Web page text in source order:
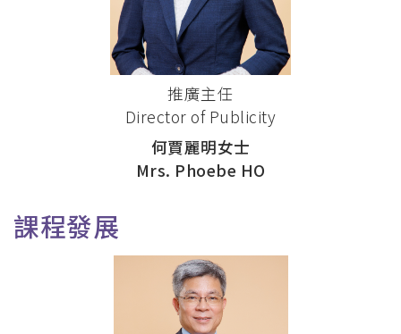
推廣主任
Director of Publicity
何賈麗明女士
Mrs. Phoebe HO
課程發展